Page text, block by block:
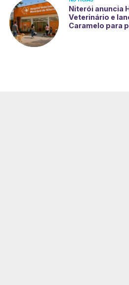
Niterói anuncia
Veterinário e
Caramelo para